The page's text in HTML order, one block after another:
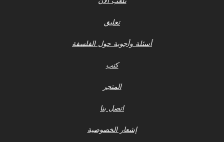
تعليق
أسئلة وأجوبة حول الفلسفة
كتب
المتجر
اتصل بنا
إشعار الخصوصية